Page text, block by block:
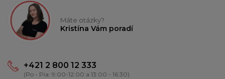
Máte otázky?
Kristína Vám poradí
+421 2 800 12 333
(Po - Pia: 9:00-12:00 a 13:00 - 16:30)